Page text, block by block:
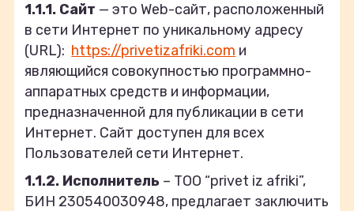
1.1.1. Сайт — это Web-сайт, расположенный
в сети Интернет по уникальному адресу
(URL): https://privetizafriki.com и
являющийся совокупностью программно-
аппаратных средств и информации,
предназначенной для публикации в сети
Интернет. Сайт доступен для всех
Пользователей сети Интернет.
1.1.2. Исполнитель – TOO “privet iz afriki”,
БИН 230540030948, предлагает заключить